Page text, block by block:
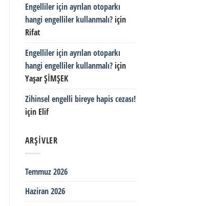
Engelliler için ayrılan otoparkı
hangi engelliler kullanmalı?için
Rifat
Engelliler için ayrılan otoparkı
hangi engelliler kullanmalı?için
Yaşar ŞİMŞEK
Zihinsel engelli bireye hapis cezası!
için Elif
ARŞIVLER
Temmuz 2026
Haziran 2026